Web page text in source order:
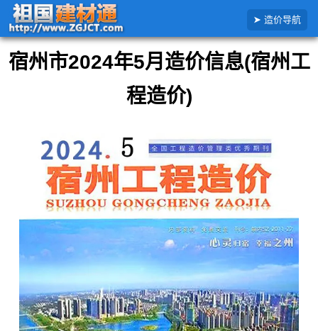
价
信
息
造价导航
首页 安徽省 宿州市 2024年
宿州市2024年5月造价信息(宿州工
程造价)